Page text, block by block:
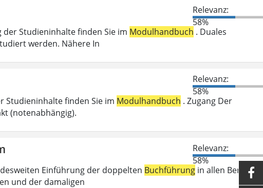
Relevanz:
58%
Studieninhalte finden Sie im Modulhandbuch . Duales
werden. Nähere In
Relevanz:
58%
Studieninhalte finden Sie im Modulhandbuch . Zugang Der
(notenabhängig).
Relevanz:
58%
Einführung der doppelten Buchführung in allen
und der damaligen
